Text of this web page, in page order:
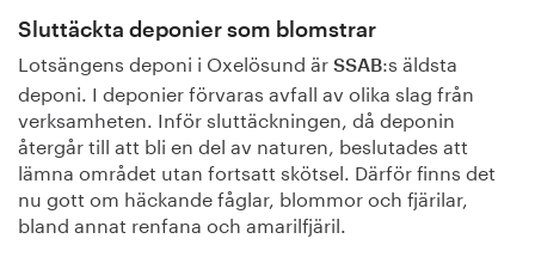
Sluttäckta deponier som blomstrar
Lotsängens deponi i Oxelösund är SSAB:s äldsta
deponi. I deponier förvaras avfall av olika slag från
verksamheten. Inför sluttäckningen, då deponin
återgår till att bli en del av naturen, beslutades att
lämna området utan fortsatt skötsel. Därför finns det
nu gott om häckande fåglar, blommor och fjärilar,
bland annat renfana och amarilfjäril.